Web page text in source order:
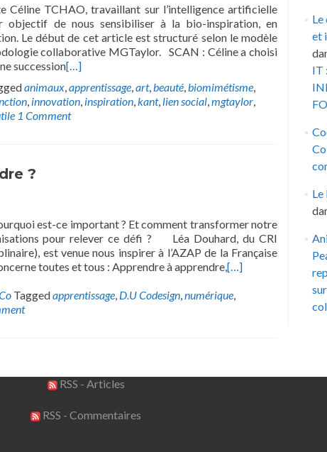
Céline TCHAO, travaillant sur l’intelligence artificielle
de nous sensibiliser à la bio-inspiration, en
Le début de cet article est structuré selon le modèle
collaborative MGTaylor. SCAN : Céline a choisi
succession[…]
animaux,apprentissage,art,beauté,biomimétisme,
, innovation, inspiration,kant, lien social,mgtaylor,
1 Comment
?
est-ce important ? Et comment transformer notre
pour relever ce défi ? Léa Douhard, du CRI
est venue nous inspirer à l’AZAP de la Française
toutes et tous : Apprendre à apprendre,[…]
Taggedapprentissage, D.U Codesign,numérique,
Le
et
IT
Le
RSS - Articles
RSS - Commentaires